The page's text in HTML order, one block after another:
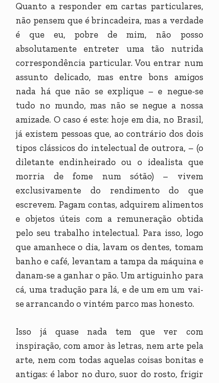
Quanto a responder em cartas particulares,
não pensem que é brincadeira, mas a verdade
é que eu, pobre de mim, não posso
absolutamente entreter uma tão nutrida
correspondência particular. Vou entrar num
assunto delicado, mas entre bons amigos
nada há que não se explique – e negue-se
tudo no mundo, mas não se negue a nossa
amizade. O caso é este: hoje em dia, no Brasil,
já existem pessoas que, ao contrário dos dois
tipos clássicos do intelectual de outrora, – (o
diletante endinheirado ou o idealista que
morria de fome num sótão) – vivem
exclusivamente do rendimento do que
escrevem. Pagam contas, adquirem alimentos
e objetos úteis com a remuneração obtida
pelo seu trabalho intelectual. Para isso, logo
que amanhece o dia, lavam os dentes, tomam
banho e café, levantam a tampa da máquina e
danam-se a ganhar o pão. Um artiguinho para
cá, uma tradução para lá, e de um em um vai-
se arrancando o vintém parco mas honesto.
Isso já quase nada tem que ver com
inspiração, com amor às letras, nem arte pela
arte, nem com todas aquelas coisas bonitas e
antigas: é labor no duro, suor do rosto, frigir